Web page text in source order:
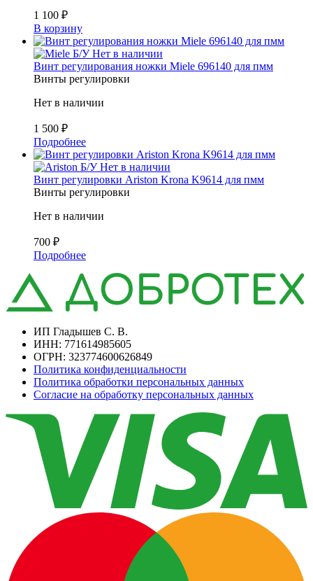
1 100 ₽
В корзину
Б/У Нет в наличии
Винт регулирования ножки Miele 696140 для пмм
Винты регулировки
Нет в наличии
1 500 ₽
Подробнее
Б/У Нет в наличии
Винт регулировки Ariston Krona K9614 для пмм
Винты регулировки
Нет в наличии
700 ₽
Подробнее
ИП Гладышев С. В.
ИНН: 771614985605
ОГРН: 323774600626849
Политика конфиденциальности
Политика обработки персональных данных
Согласие на обработку персональных данных